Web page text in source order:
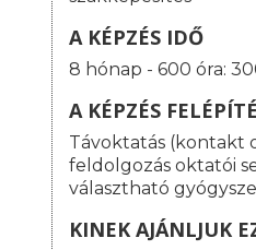
A KÉPZÉS IDŐ
8 hónap - 600 óra:
A KÉPZÉS
Távoktatás (kontakt
feldolgozás oktatói
választható
KINEK AJÁNLJUK